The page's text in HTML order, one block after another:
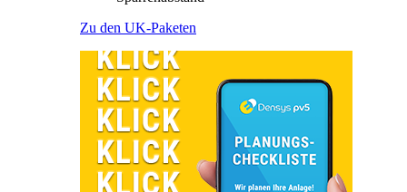
Zu den UK-Paketen